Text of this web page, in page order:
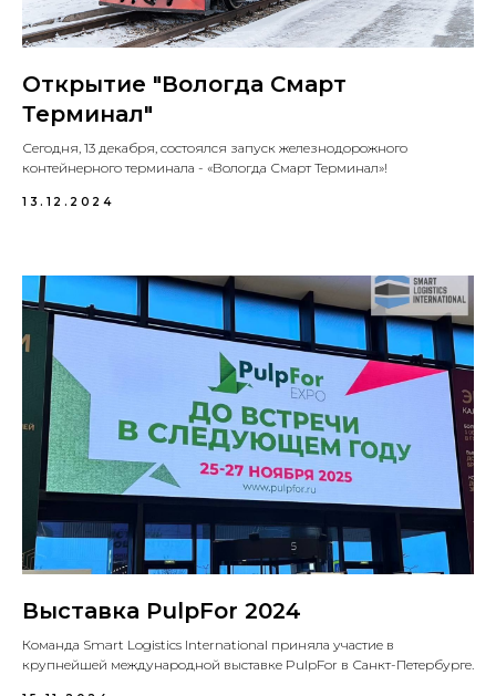
Открытие "Вологда Смарт
Терминал"
Сегодня, 13 декабря, состоялся запуск железнодорожного
контейнерного терминала - «Вологда Смарт Терминал»!
13.12.2024
Выставка PulpFor 2024
Команда Smart Logistics International приняла участие в
крупнейшей международной выставке PulpFor в Санкт-Петербурге.